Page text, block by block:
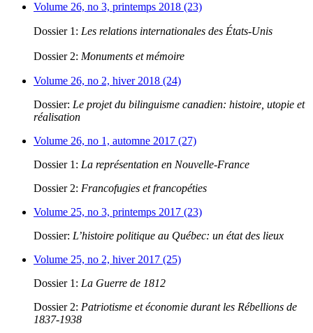
Volume 26, no 3, printemps 2018 (23)
Dossier 1: Les relations internationales des États-Unis
Dossier 2: Monuments et mémoire
Volume 26, no 2, hiver 2018 (24)
Dossier: Le projet du bilinguisme canadien: histoire, utopie et
réalisation
Volume 26, no 1, automne 2017 (27)
Dossier 1: La représentation en Nouvelle-France
Dossier 2: Francofugies et francopéties
Volume 25, no 3, printemps 2017 (23)
Dossier: L’histoire politique au Québec: un état des lieux
Volume 25, no 2, hiver 2017 (25)
Dossier 1: La Guerre de 1812
Dossier 2: Patriotisme et économie durant les Rébellions de
1837-1938